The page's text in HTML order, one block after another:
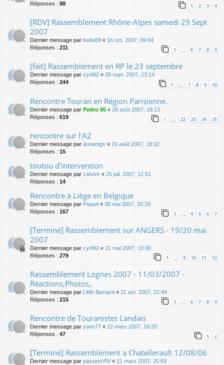
Réponses : 88 1 2 3 4
[RDV] Rassemblement Rhône-Alpes samedi 29 Sept
2007
Dernier message par badu69 « 16 oct. 2007, 09:04
Réponses : 211 1 … 6 7 8 9
[fait] Rassemblement en RP le 23 septembre
Dernier message par cyril92 « 28 sept. 2007, 23:14
Réponses : 244 1 7 8 9 10
Rencontre Touran en Région Parisienne.
Dernier message par Pedro 95 « 26 août 2007, 18:13
Réponses : 619 1 22 23 24 25
rencontre sur l'A2
Dernier message par dunantgv « 20 août 2007, 18:32
Réponses : 15
toutou d'intervention
Dernier message par cahoor « 25 juil. 2007, 12:51
Réponses : 14
Rencontre à Liège en Belgique
Dernier message par Papa4 « 30 mai 2007, 20:29
Réponses : 167 1 4 5 6 7
[Terminé] Rassemblement sur ANGERS - 19/20 mai
2007
Dernier message par cyril92 « 21 mai 2007, 19:06
Réponses : 279 1 9 10 11 12
Rassemblement Lognes 2007 - 11/03/2007 -
Réactions,Photos,.
Dernier message par Little Bastard « 21 avr. 2007, 22:44
Réponses : 215 1 6 7 8 9
Rencontre de Touranistes Landais
Dernier message par yann77 « 22 mars 2007, 19:25
Réponses : 47 1 2
[Terminé] Rassemblement a Chatellerault 12/08/06
Dernier message par passionVW« 21 mars 2007, 20:59